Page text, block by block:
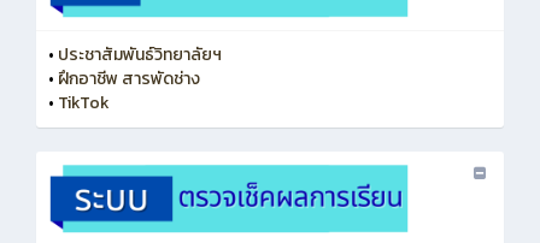
• ประชาสัมพันธ์วิทยาลัยฯ
• ฝึกอาชีพ สารพัดช่าง
• TikTok